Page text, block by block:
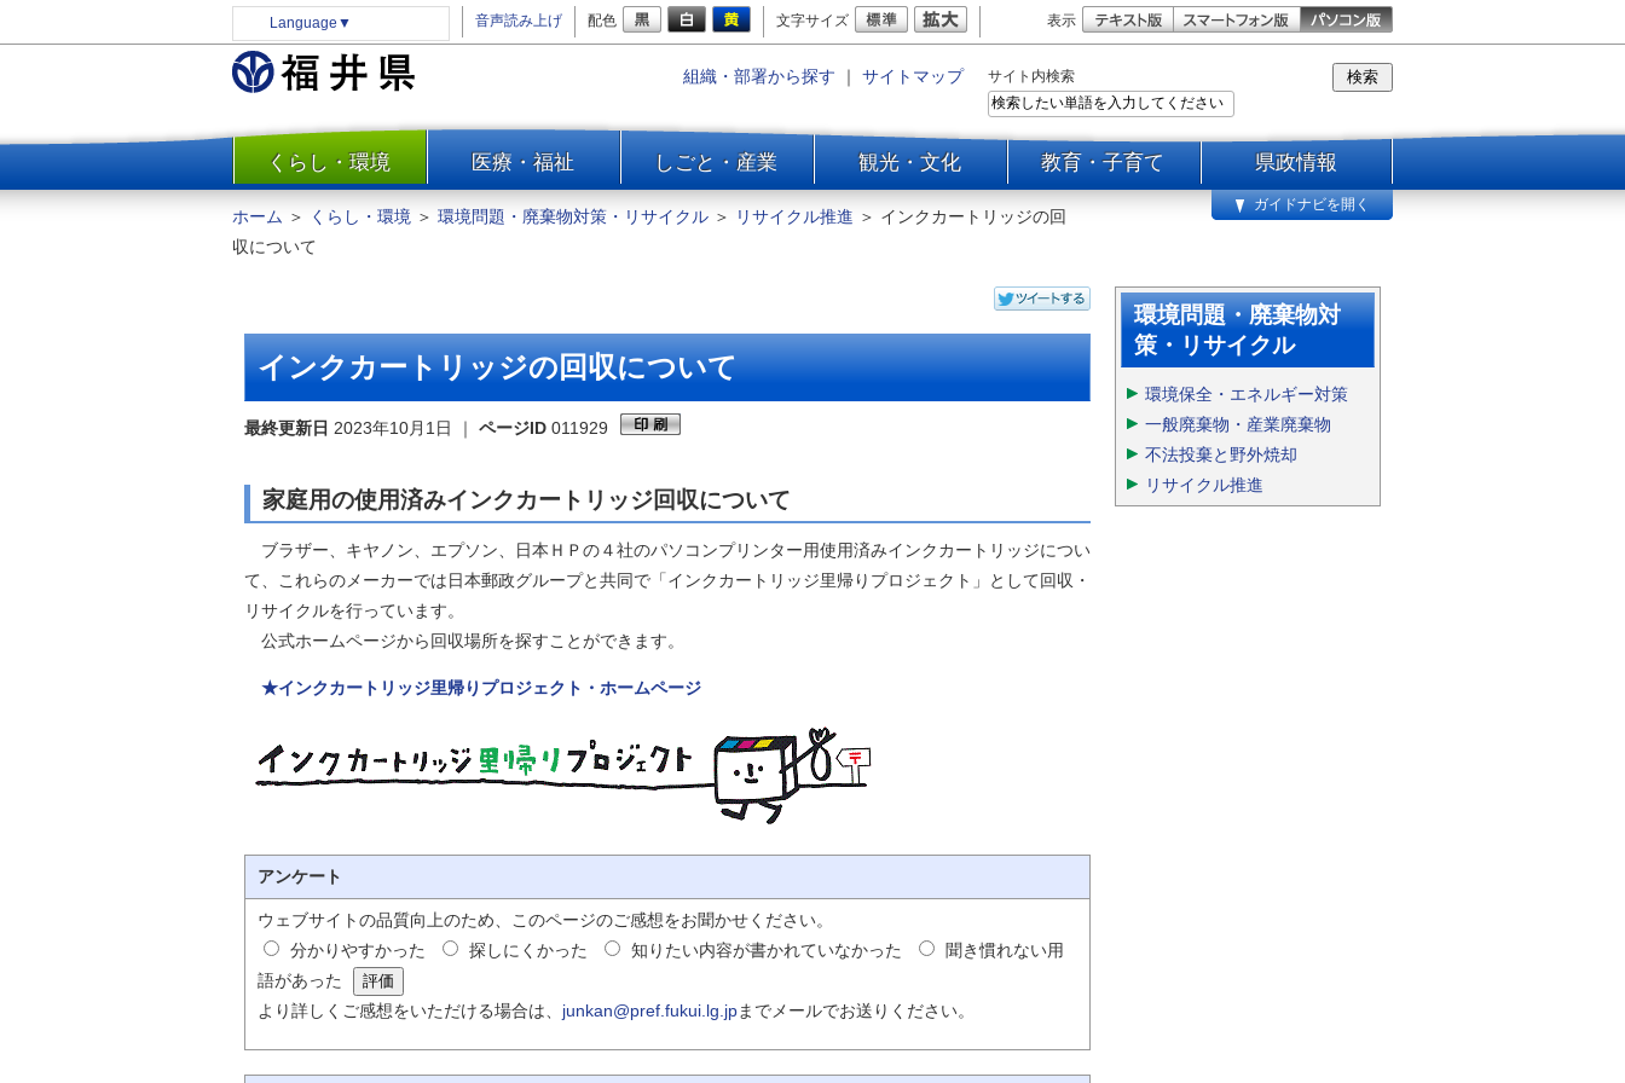
Language ▼ 音声読み上げ 配色 文字サイズ 表示
組織・部署から探す ｜ サイトマップ サイト内検索
一覧
くらし・環境 医療・福祉 しごと・産業 観光・文化 教育・子育て 県政情報
防災
安全安心
住まい・土地
環境問題・廃棄物対策・リサ
交通・道路
河川・砂防・港湾
自然
ホーム ＞ くらし・環境 ＞ 環境問題・廃棄物対策・リサイクル ＞ リサイクル推進 ＞ インクカートリッジの回
収について
ガイドナビを開く
インクカートリッジの回収について
最終更新日 2023年10月1日 ｜ ページID 011929
家庭用の使用済みインクカートリッジ回収について
ブラザー、キヤノン、エプソン、日本ＨＰの４社のパソコンプリンター用使用済みインクカートリッジについ
て、これらのメーカーでは日本郵政グループと共同で「インクカートリッジ里帰りプロジェクト」として回収・
リサイクルを行っています。
公式ホームページから回収場所を探すことができます。
★インクカートリッジ里帰りプロジェクト・ホームページ
アンケート
ウェブサイトの品質向上のため、このページのご感想をお聞かせください。
分かりやすかった
探しにくかった 知りたい内容が書かれていなかった
聞き慣れない用
語があった
より詳しくご感想をいただける場合は、 junkan@pref.fukui.lg.jpまでメールでお送りください。
環境問題・廃棄物対
策・リサイクル
環境保全・エネルギー対策
一般廃棄物・産業廃棄物
不法投棄と野外焼却
リサイクル推進